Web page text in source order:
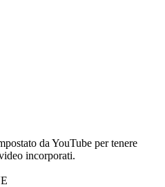
da YouTube per tenere
incorporati.